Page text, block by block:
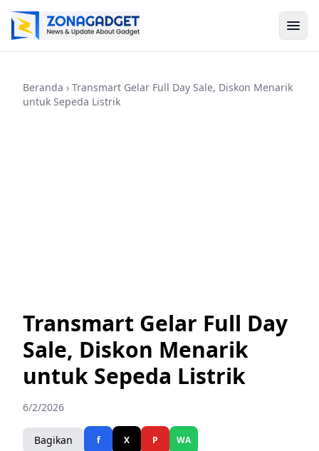
Beranda › Transmart Gelar Full Day Sale, Diskon Menarik
untuk Sepeda Listrik
Transmart Gelar Full Day
Sale, Diskon Menarik
untuk Sepeda Listrik
6/2/2026
Bagikan f X P WA